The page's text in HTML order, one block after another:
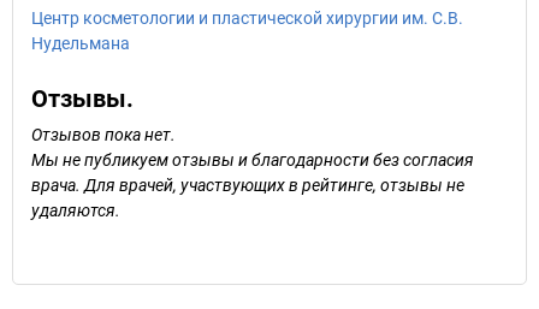
Центр косметологии и пластической хирургии им. С.В.
Нудельмана
Отзывы.
Отзывов пока нет.
Мы не публикуем отзывы и благодарности без согласия
врача. Для врачей, участвующих в рейтинге, отзывы не
удаляются.